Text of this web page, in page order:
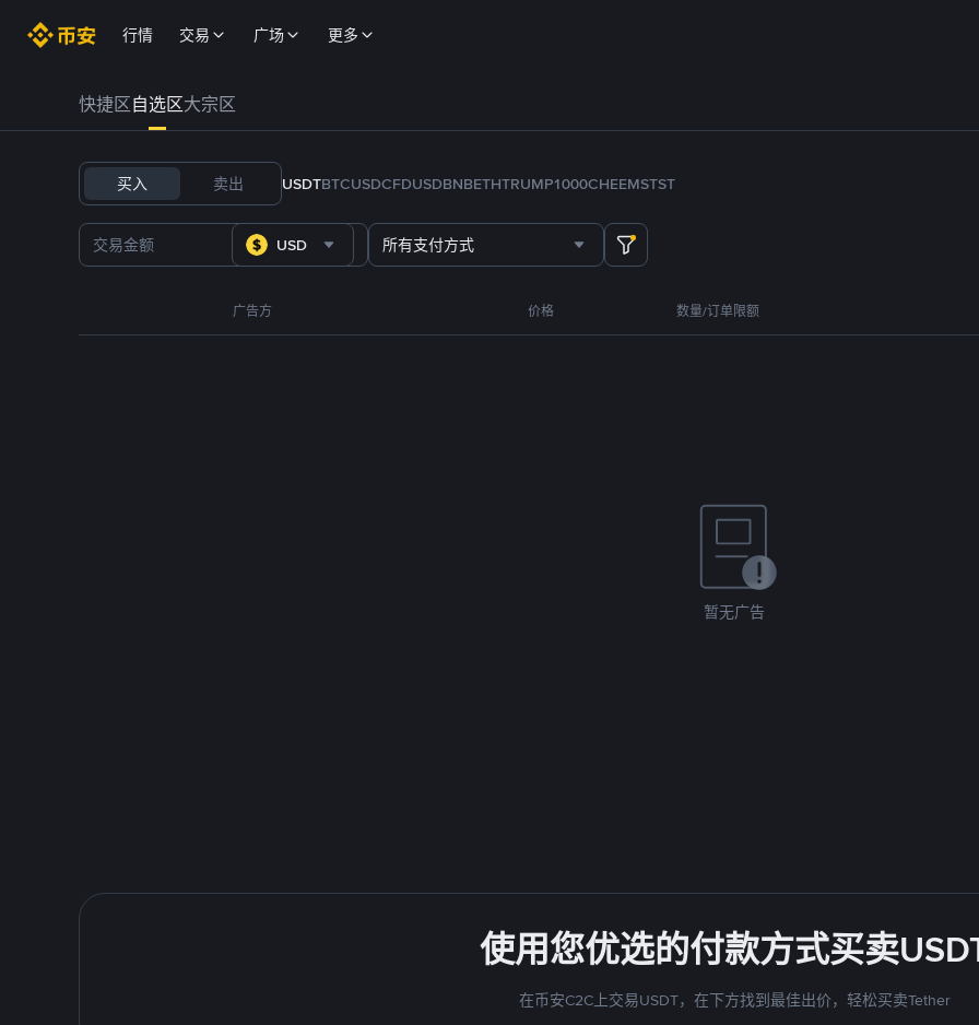
行情 交易 广场 更多
快捷区自选区大宗区
买入 卖出 USDTBTCUSDCFDUSDBNBETHTRUMP1000CHEEMSTST
USD 所有支付方式
广告方 价格 数量/订单限额
暂无广告
使用您优选的付款方式买卖
在币安C2C上交易USDT，在下方找到最佳出价，轻松买卖Tether